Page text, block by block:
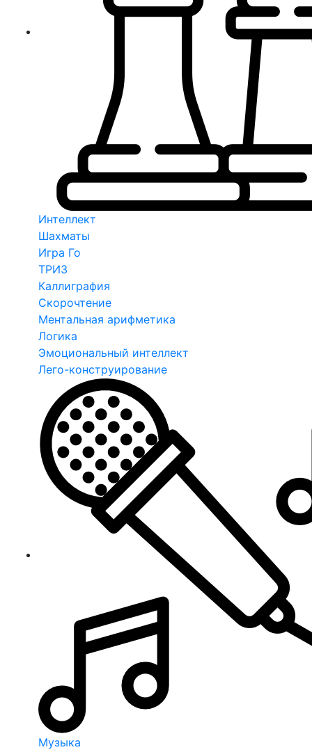
Интеллект
Шахматы
Игра Го
ТРИЗ
Каллиграфия
Скорочтение
Ментальная арифметика
Логика
Эмоциональный интеллект
Лего-конструирование
Музыка